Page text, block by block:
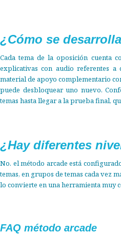
¿Cómo se
Cada tema de la oposición cuenta
explicativas con audio referentes
material de apoyo complementario
puede desbloquear uno nuevo.
temas hasta llegar a la prueba final,
¿Hay diferentes
No. el método arcade está
temas, en grupos de temas cada vez
lo convierte en una herramienta muy
FAQ método arcade